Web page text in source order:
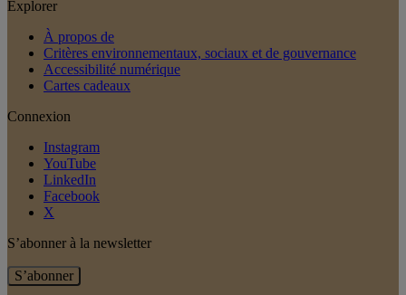
Explorer
À propos de
Critères environnementaux, sociaux et de gouvernance
Accessibilité numérique
Cartes cadeaux
Connexion
Instagram
YouTube
LinkedIn
Facebook
X
S’abonner à la newsletter
S’abonner